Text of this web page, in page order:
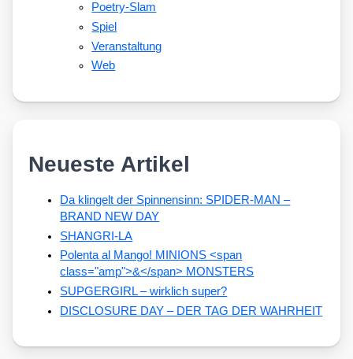
Poetry-Slam
Spiel
Veranstaltung
Web
Neueste Artikel
Da klingelt der Spinnensinn: SPIDER-MAN –
BRAND NEW DAY
SHANGRI-LA
Polenta al Mango! MINIONS <span
class="amp">&</span> MONSTERS
SUPGERGIRL – wirklich super?
DISCLOSURE DAY – DER TAG DER WAHRHEIT